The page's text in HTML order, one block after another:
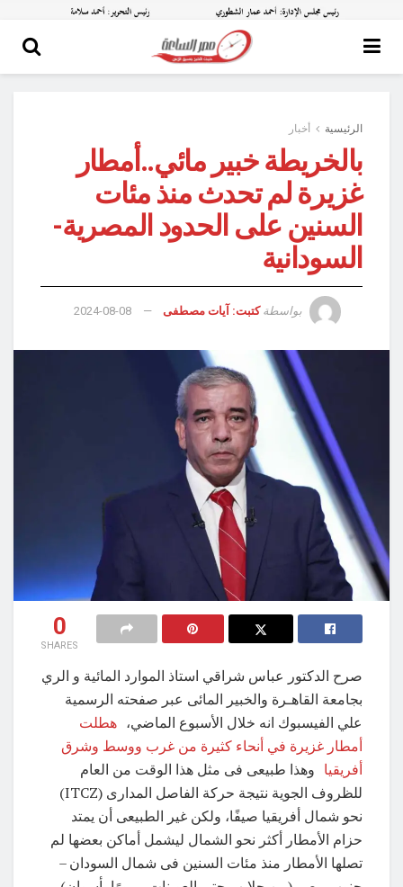
الرئيسية أخبار
بالخريطة خبير مائي..أمطار
غزيرة لم تحدث منذ مئات
السنين على الحدود المصرية-
السودانية
بواسطة كتبت: آيات مصطفى 2024-08-08
0
SHARES
صرح الدكتور عباس شراقي استاذ الموارد المائية و الري
بجامعة القاهـرة والخبير المائى عبر صفحته الرسمية
علي الفيسبوك انه خلال الأسبوع الماضي، هطلت
أمطار غزيرة في أنحاء كثيرة من غرب ووسط وشرق
أفريقيا وهذا طبيعى فى مثل هذا الوقت من العام
للظروف الجوية نتيجة حركة الفاصل المدارى (ITCZ)
نحو شمال أفريقيا صيفًا، ولكن غير الطبيعى أن يمتد
حزام الأمطار أكثر نحو الشمال ليشمل أماكن بعضها لم
تصلها الأمطار منذ مئات السنين فى شمال السودان –